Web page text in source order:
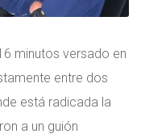
minutos versado en
entre dos
está radicada la
a un guión